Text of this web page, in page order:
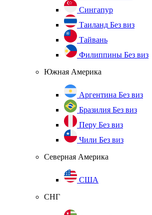
Сингапур
Таиланд Без виз
Тайвань
Филиппины Без виз
Южная Америка
Аргентина Без виз
Бразилия Без виз
Перу Без виз
Чили Без виз
Северная Америка
США
СНГ